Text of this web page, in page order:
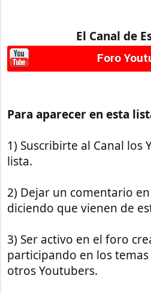
El Canal de
Foro
Para aparecer en esta
1) Suscribirte al Canal los
lista.
2) Dejar un comentario
diciendo que vienen de
3) Ser activo en el foro
participando en los
otros Youtubers.